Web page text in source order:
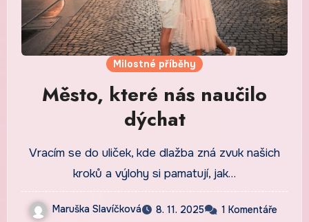
Milostné příběhy
Město, které nás naučilo
dýchat
Vracím se do uliček, kde dlažba zná zvuk našich
kroků a výlohy si pamatují, jak…
Maruška Slavíčková 8. 11. 2025 1 Komentáře